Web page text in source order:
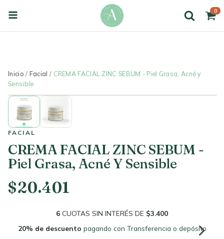
OFF EXTRA ABONANDO CON TRANSF. ✦ AIRE0
Inicio / Facial / CREMA FACIAL ZINC SEBUM - Piel Grasa, Acné y
Sensible
FACIAL
CREMA FACIAL ZINC SEBUM -
Piel Grasa, Acné Y Sensible
$20.401
6 CUOTAS SIN INTERÉS DE $3.400
20% de descuento pagando con Transferencia o depósito